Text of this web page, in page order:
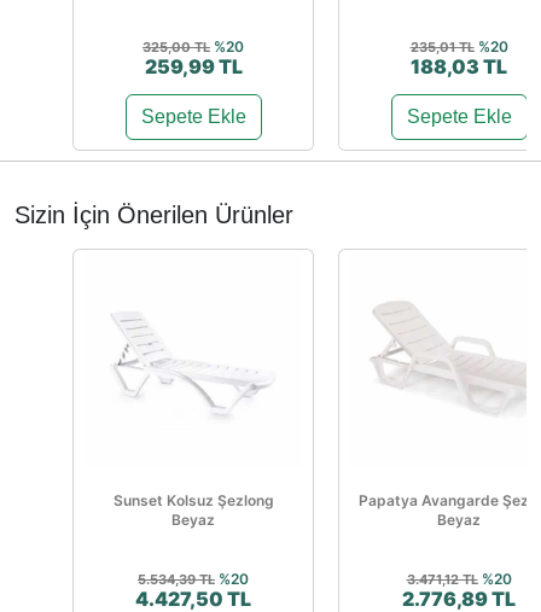
325,00 TL %20
259,99 TL
Sepete Ekle
235,01 TL %20
188,03 TL
Sepete Ekle
Sizin İçin Önerilen Ürünler
Sunset Kolsuz Şezlong
Beyaz
5.534,39 TL %20
4.427,50 TL
Papatya Avangarde
Beyaz
3.471,12 TL %20
2.776,89 TL